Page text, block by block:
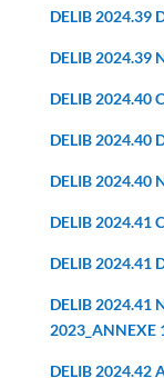
DELIB 2024.39
DELIB 2024.39
DELIB 2024.40
DELIB 2024.40
DELIB 2024.40
DELIB 2024.41
DELIB 2024.41
DELIB 2024.41
2023_ANNEXE
DELIB 2024.42